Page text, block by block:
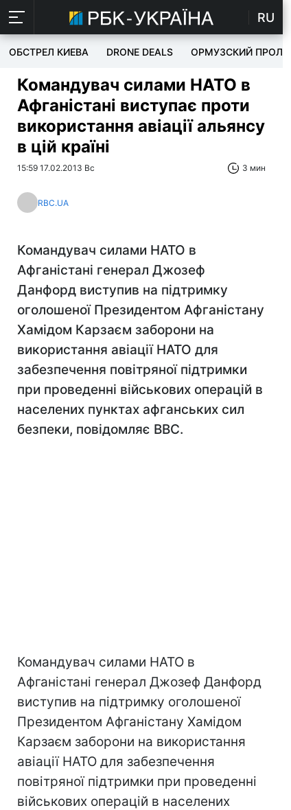
RU
ОБСТРЕЛ КИЕВА DRONE DEALS ОРМУЗСКИЙ ПРОЛИВ
Командувач силами НАТО в
Афганістані виступає проти
використання авіації альянсу
в цій країні
15:59 17.02.2013 Вс 3 мин
RBC.UA
Командувач силами НАТО в
Афганістані генерал Джозеф
Данфорд виступив на підтримку
оголошеної Президентом Афганістану
Хамідом Карзаєм заборони на
використання авіації НАТО для
забезпечення повітряної підтримки
при проведенні військових операцій в
населених пунктах афганських сил
безпеки, повідомляє BBC.
Командувач силами НАТО в
Афганістані генерал Джозеф Данфорд
виступив на підтримку оголошеної
Президентом Афганістану Хамідом
Карзаєм заборони на використання
авіації НАТО для забезпечення
повітряної підтримки при проведенні
військових операцій в населених